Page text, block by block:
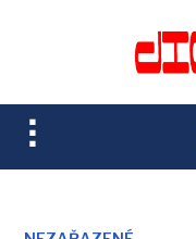
TOGGLE
SIDEBAR
NAVIGATION